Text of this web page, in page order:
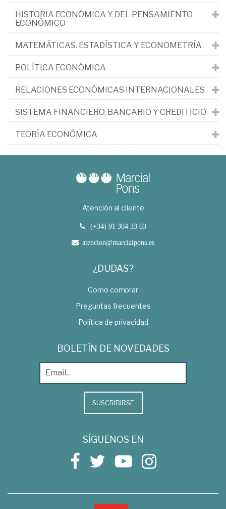
HISTORIA ECONÓMICA Y DEL PENSAMIENTO
ECONÓMICO
MATEMÁTICAS. ESTADÍSTICA Y ECONOMETRÍA
POLÍTICA ECONÓMICA
RELACIONES ECONÓMICAS INTERNACIONALES
SISTEMA FINANCIERO, BANCARIO Y CREDITICIO
TEORÍA ECONÓMICA
Atención al cliente
(+34) 91 304 33 03
atencion@marcialpons.es
¿DUDAS?
Como comprar
Preguntas frecuentes
Política de privacidad
BOLETÍN DE NOVEDADES
SUSCRIBIRSE
SÍGUENOS EN